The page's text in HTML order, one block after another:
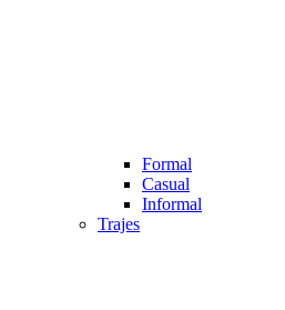
Formal
Casual
Informal
Trajes